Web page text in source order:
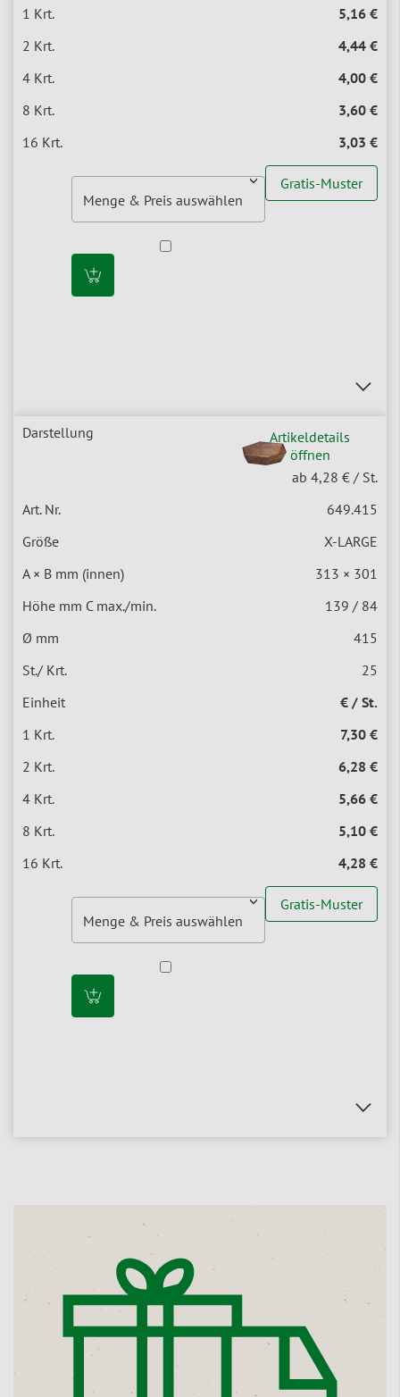
5,16 €
4,44 €
4,00 €
3,60 €
3,03 €
Gratis-Muster
Artikeldetails
öffnen
ab 4,28 € / St.
649.415
X-LARGE
313 × 301
139 / 84
415
25
€ / St.
7,30 €
6,28 €
5,66 €
5,10 €
4,28 €
Gratis-Muster